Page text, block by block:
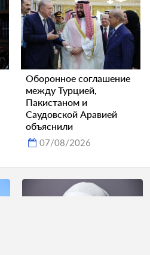
Оборонное соглашение
между Турцией,
Пакистаном и
Саудовской Аравией
объяснили
07/08/2026